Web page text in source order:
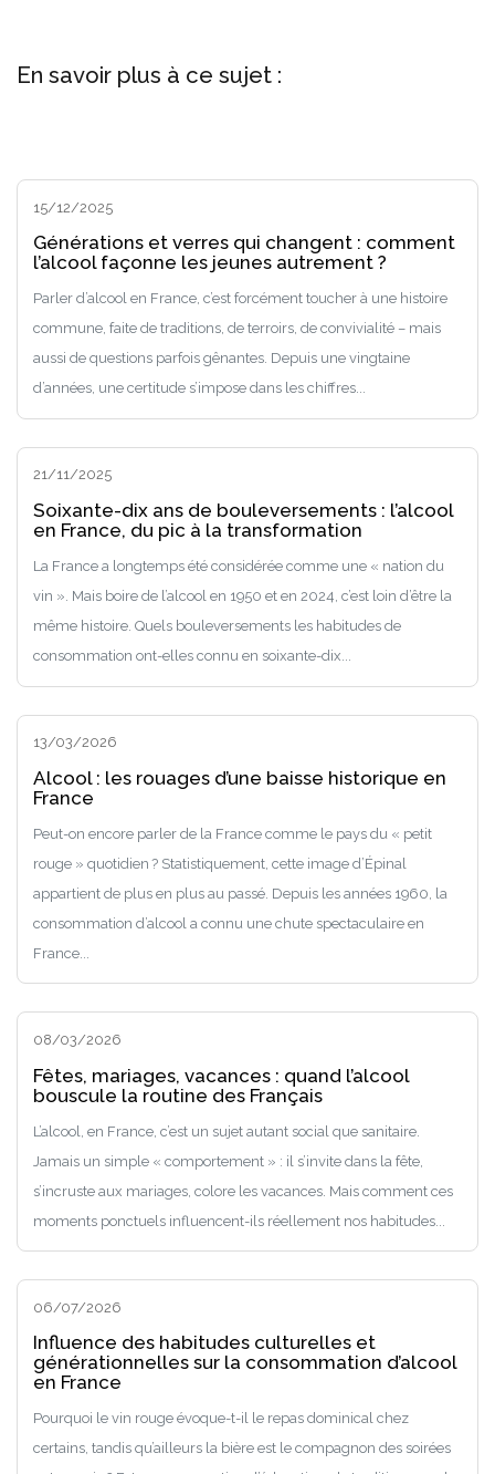
En savoir plus à ce sujet :
15/12/2025
Générations et verres qui changent : comment
l’alcool façonne les jeunes autrement ?
Parler d’alcool en France, c’est forcément toucher à une histoire
commune, faite de traditions, de terroirs, de convivialité – mais
aussi de questions parfois gênantes. Depuis une vingtaine
d’années, une certitude s’impose dans les chiffres...
21/11/2025
Soixante-dix ans de bouleversements : l’alcool
en France, du pic à la transformation
La France a longtemps été considérée comme une « nation du
vin ». Mais boire de l’alcool en 1950 et en 2024, c’est loin d’être la
même histoire. Quels bouleversements les habitudes de
consommation ont-elles connu en soixante-dix...
13/03/2026
Alcool : les rouages d’une baisse historique en
France
Peut-on encore parler de la France comme le pays du « petit
rouge » quotidien ? Statistiquement, cette image d’Épinal
appartient de plus en plus au passé. Depuis les années 1960, la
consommation d’alcool a connu une chute spectaculaire en
France...
08/03/2026
Fêtes, mariages, vacances : quand l’alcool
bouscule la routine des Français
L’alcool, en France, c’est un sujet autant social que sanitaire.
Jamais un simple « comportement » : il s’invite dans la fête,
s’incruste aux mariages, colore les vacances. Mais comment ces
moments ponctuels influencent-ils réellement nos habitudes...
06/07/2026
Influence des habitudes culturelles et
générationnelles sur la consommation d’alcool
en France
Pourquoi le vin rouge évoque-t-il le repas dominical chez
certains, tandis qu’ailleurs la bière est le compagnon des soirées